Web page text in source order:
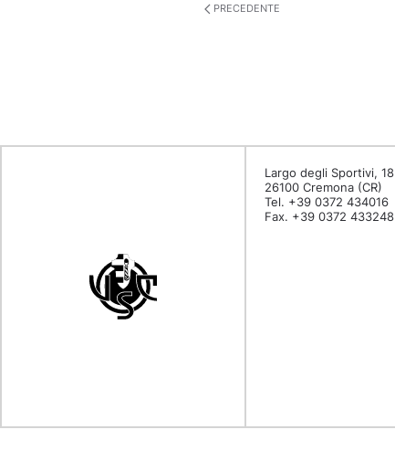
PRECEDENTE
Largo degli Sportivi, 18
26100 Cremona (CR)
Tel. +39 0372 434016
Fax. +39 0372 433248